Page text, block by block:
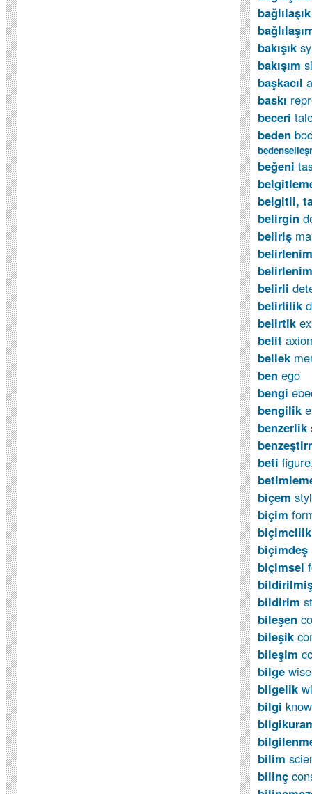
bağlılaşı
bakışık
bakışım
başkacıl
baskı
beceri
beden
beğeni
belgitli,
belirgin
beliriş
belirli
belirlilik
belirtik
belit
bellek
ben ego
bengi
bengilik
benzerlik
beti
biçem
biçim
biçimdeş
biçimsel
bildirim
bileşen
bileşik
bileşim
bilge
bilgelik
bilgi
bilim
bilinç